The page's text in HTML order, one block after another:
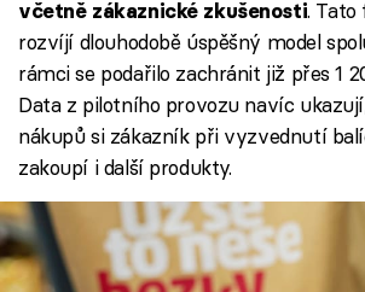
včetně zákaznické zkušenosti. Tato
rozvíjí dlouhodobě úspěšný model
rámci se podařilo zachránit již přes 1
Data z pilotního provozu navíc
nákupů si zákazník při vyzvednutí
zakoupí i další produkty.